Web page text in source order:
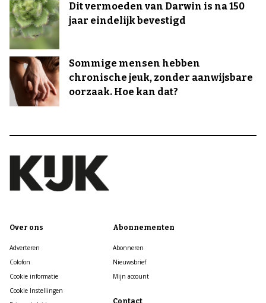
Dit vermoeden van Darwin is na 150
jaar eindelijk bevestigd
Sommige mensen hebben
chronische jeuk, zonder aanwijsbare
oorzaak. Hoe kan dat?
Over ons
Adverteren
Colofon
Cookie informatie
Cookie Instellingen
Abonnementen
Abonneren
Nieuwsbrief
Mijn account
Contact